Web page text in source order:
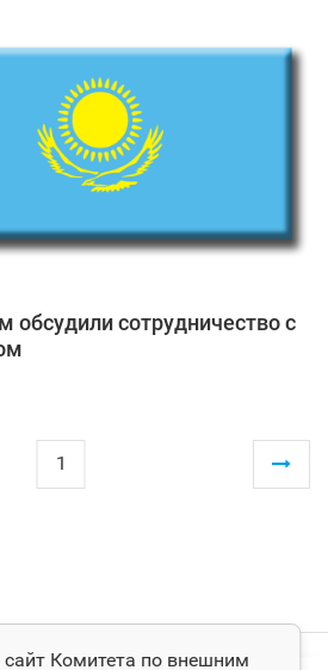
обсудили сотрудничество с
1
Комитета по внешним